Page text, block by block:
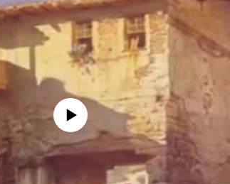
source currently available